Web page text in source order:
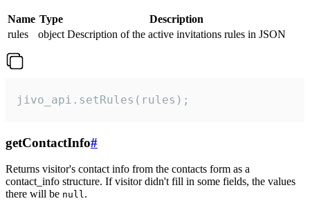
Name Type
Description
rules
object Description of the active invitations rules in JSON
jivo_api.setRules(rules);
getContactInfo#
Returns visitor's contact info from the contacts form as a
contact_info structure. If visitor didn't fill in some fields, the values
there will be null.